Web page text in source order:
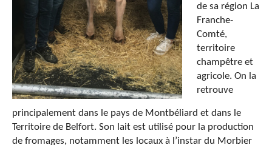
de sa région La
Franche-
Comté,
territoire
champêtre et
agricole. On la
retrouve
principalement dans le pays de Montbéliard et dans le
Territoire de Belfort. Son lait est utilisé pour la production
de fromages, notamment les locaux à l’instar du Morbier